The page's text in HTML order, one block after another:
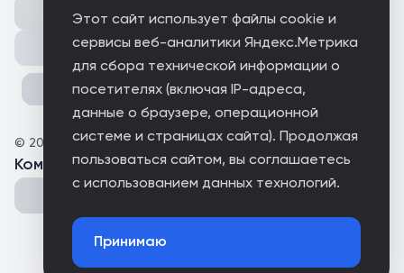
Этот сайт использует файлы cookie и
сервисы веб-аналитики Яндекс.Метрика
для сбора технической информации о
посетителях (включая IP-адреса,
данные о браузере, операционной
системе и страницах сайта). Продолжая
пользоваться сайтом, вы соглашаетесь
с использованием данных технологий.
Принимаю
Поделиться
© 2025 Black_25
Комментарии(0 )